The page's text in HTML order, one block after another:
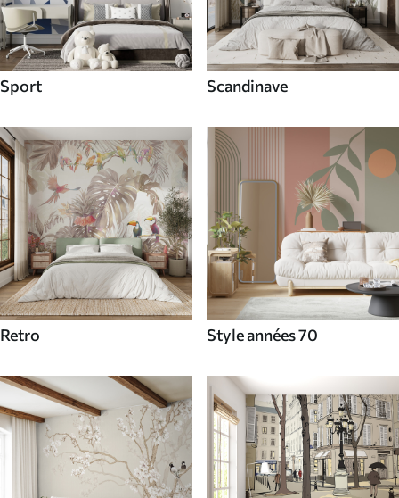
Sport Scandinave
Retro Style années 70